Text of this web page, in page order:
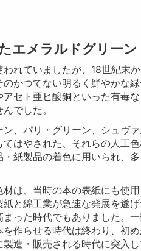
エメラルドグリーン
れていましたが、18世紀末
かつてない明るく鮮やかな
セト亜ヒ酸銅といった有毒
でした。
、パリ・グリーン、シュヴァ
はやされた、それらの人工
紙製品の着色に用いられ、
は、当時の本の表紙にも使
と綿工業が急速な発展を遂
った時代でもありました。
作らせる時代は終わり、初
造・販売される時代に突入